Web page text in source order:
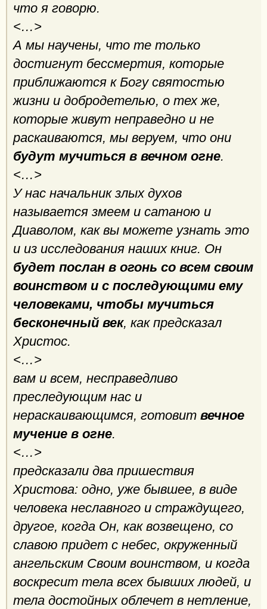
что я говорю.
<…>
А мы научены, что те только
достигнут бессмертия, которые
приближаются к Богу святостью
жизни и добродетелью, о тех же,
которые живут неправедно и не
раскаиваются, мы веруем, что они
будут мучиться в вечном огне.
<…>
У нас начальник злых духов
называется змеем и сатаною и
Диаволом, как вы можете узнать это
и из исследования наших книг. Он
будет послан в огонь со всем своим
воинством и с последующими ему
человеками, чтобы мучиться
бесконечный век, как предсказал
Христос.
<…>
вам и всем, несправедливо
преследующим нас и
нераскаивающимся, готовит вечное
мучение в огне.
<…>
предсказали два пришествия
Христова: одно, уже бывшее, в виде
человека неславного и страждущего,
другое, когда Он, как возвещено, со
славою придет с небес, окруженный
ангельским Своим воинством, и когда
воскресит тела всех бывших людей, и
тела достойных облечет в нетление,